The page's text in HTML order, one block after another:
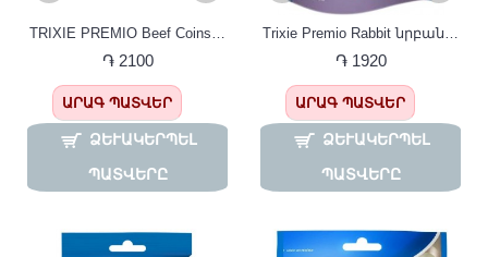
֏ 2100
ԱՐԱԳ ՊԱՏՎԵՐ
ՁԵՒԱԿԵՐՊԵԼ Պ
ԱՏՎԵՐԸ
֏ 1920
ԱՐԱԳ ՊԱՏՎԵՐ
ՁԵՒԱԿԵՐՊԵԼ Պ
ԱՏՎԵՐԸ